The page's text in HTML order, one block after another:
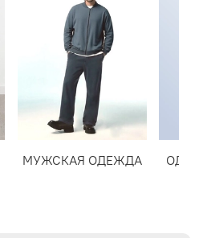
МУЖСКАЯ ОДЕЖДА